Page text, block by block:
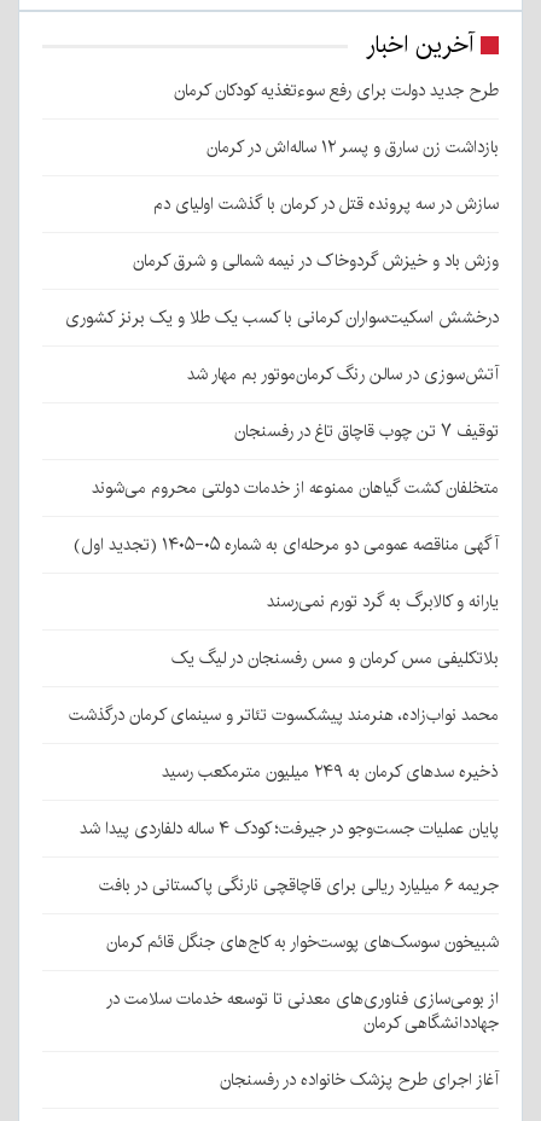
آخرین اخبار
طرح جدید دولت برای رفع سوءتغذیه کودکان کرمان
بازداشت زن سارق و پسر ۱۲ ساله‌اش در کرمان
سازش در سه پرونده قتل در کرمان با گذشت اولیای دم
وزش باد و خیزش گردوخاک در نیمه شمالی و شرق کرمان
درخشش اسکیت‌سواران کرمانی با کسب یک طلا و یک برنز کشوری
آتش‌سوزی در سالن رنگ کرمان‌موتور بم مهار شد
توقیف ۷ تن چوب قاچاق تاغ در رفسنجان
متخلفان کشت گیاهان ممنوعه از خدمات دولتی محروم می‌شوند
آگهی مناقصه عمومی دو مرحله‌ای به شماره ۰۵-۱۴۰۵ (تجدید اول)
یارانه و کالابرگ به گرد تورم نمی‌رسند
بلاتکلیفی مس کرمان و مس رفسنجان در لیگ یک
محمد نواب‌زاده، هنرمند پیشکسوت تئاتر و سینمای کرمان درگذشت
ذخیره سدهای کرمان به ۲۴۹ میلیون مترمکعب رسید
پایان عملیات جست‌وجو در جیرفت؛ کودک ۴ ساله دلفاردی پیدا شد
جریمه ۶ میلیارد ریالی برای قاچاقچی نارنگی پاکستانی در بافت
شبیخون سوسک‌های پوست‌خوار به کاج‌های جنگل قائم کرمان
از بومی‌سازی فناوری‌های معدنی تا توسعه خدمات سلامت در
جهاددانشگاهی کرمان
آغاز اجرای طرح پزشک خانواده در رفسنجان